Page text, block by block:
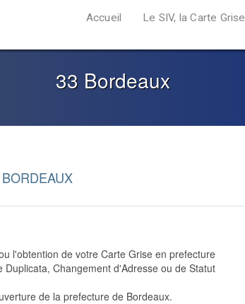
Accueil Le SIV, la Carte Grise
33 Bordeaux
l'obtention de votre Carte Grise en prefecture
Changement d'Adresse ou de Statut
de la prefecture de Bordeaux.